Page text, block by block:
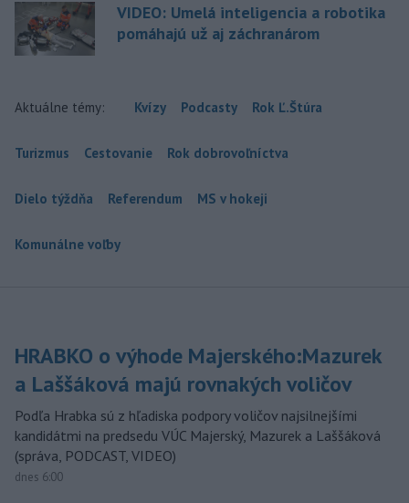
VIDEO: Umelá inteligencia a robotika
pomáhajú už aj záchranárom
Aktuálne témy: Kvízy Podcasty Rok Ľ.Štúra
Turizmus Cestovanie Rok dobrovoľníctva
Dielo týždňa Referendum MS v hokeji
Komunálne voľby
HRABKO o výhode Majerského:Mazurek
a Laššáková majú rovnakých voličov
Podľa Hrabka sú z hľadiska podpory voličov najsilnejšími
kandidátmi na predsedu VÚC Majerský, Mazurek a Laššáková
(správa, PODCAST, VIDEO)
dnes 6:00